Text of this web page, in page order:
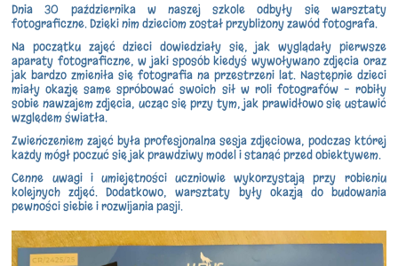
Dnia 30 października w naszej szkole odbyły się warsztaty
fotograficzne. Dzięki nim dzieciom został przybliżony zawód fotografa.
Na początku zajęć dzieci dowiedziały się, jak wyglądały pierwsze
aparaty fotograficzne, w jaki sposób kiedyś wywoływano zdjęcia oraz
jak bardzo zmieniła się fotografia na przestrzeni lat. Następnie dzieci
miały okazję same spróbować swoich sił w roli fotografów – robiły
sobie nawzajem zdjęcia, ucząc się przy tym, jak prawidłowo się ustawić
względem światła.
Zwieńczeniem zajęć była profesjonalna sesja zdjęciowa, podczas której
każdy mógł poczuć się jak prawdziwy model i stanąć przed obiektywem.
Cenne uwagi i umiejętności uczniowie wykorzystają przy robieniu
kolejnych zdjęć. Dodatkowo, warsztaty były okazją do budowania
pewności siebie i rozwijania pasji.